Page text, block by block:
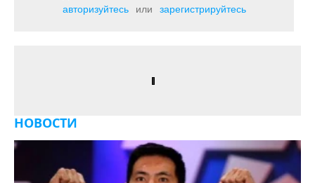
авторизуйтесь
или зарегистрируйтесь
НОВОСТИ